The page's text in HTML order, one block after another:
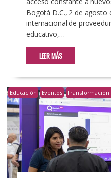
Bogotá D.C., 2 de agosto
internacional de
educativo,…
LEER MÁS
Educación Eventos Transformación